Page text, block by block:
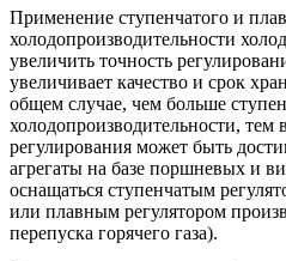
Применение ступенчатого и
холодопроизводительности
увеличить точность
увеличивает качество и срок
общем случае, чем больше
холодопроизводительности, тем
регулирования может быть
агрегаты на базе поршневых и
оснащаться ступенчатым
или плавным регулятором
перепуска горячего газа).